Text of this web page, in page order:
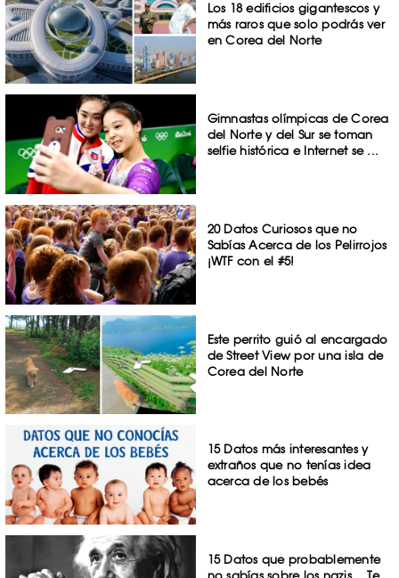
Los 18 edificios gigantescos y
más raros que solo podrás ver
en Corea del Norte
Gimnastas olímpicas de Corea
del Norte y del Sur se toman
selfie histórica e Internet se ...
20 Datos Curiosos que no
Sabías Acerca de los Pelirrojos
¡WTF con el #5!
Este perrito guió al encargado
de Street View por una isla de
Corea del Norte
15 Datos más interesantes y
extraños que no tenías idea
acerca de los bebés
15 Datos que probablemente